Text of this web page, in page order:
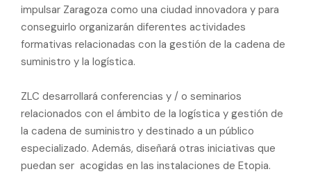
impulsar Zaragoza como una ciudad innovadora y para
conseguirlo organizarán diferentes actividades
formativas relacionadas con la gestión de la cadena de
suministro y la logística.
ZLC desarrollará conferencias y / o seminarios
relacionados con el ámbito de la logística y gestión de
la cadena de suministro y destinado a un público
especializado. Además, diseñará otras iniciativas que
puedan ser acogidas en las instalaciones de Etopia.